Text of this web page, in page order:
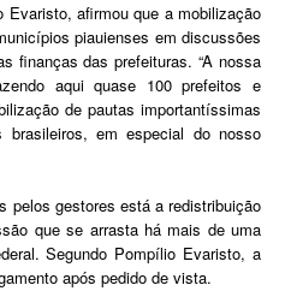
Evaristo, afirmou que a mobilização
piauienses em discussões
finanças das prefeituras. “A nossa
aqui quase 100 prefeitos e
de pautas importantíssimas
em especial do nosso
pelos gestores está a redistribuição
que se arrasta há mais de uma
Segundo Pompílio Evaristo, a
após pedido de vista.